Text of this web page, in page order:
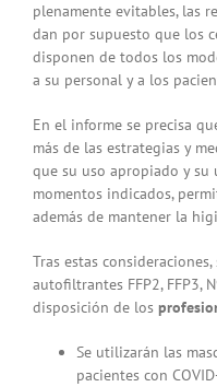
plenamente evitables, las
dan por supuesto que los
disponen de todos los
a su personal y a los
En el informe se precisa
más de las estrategias y
que su uso apropiado y
momentos indicados,
además de mantener la
Tras estas
autofiltrantes FFP2, FFP3,
disposición de los
Se utilizarán las
pacientes con